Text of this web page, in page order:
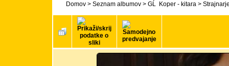
Domov> Seznam albumov> GĹ Koper - kitara>